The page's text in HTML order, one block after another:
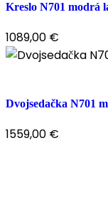
Kreslo N701 modrá
1089,00 €
Dvojsedačka N701
1559,00 €